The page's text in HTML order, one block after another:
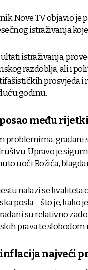
Nove TV objavio je
istraživanja
istraživanja,
razdoblja, ali i
prosvjeda i
godinu.
među
problemima,
Upravo je
uoči Božića,
nalazi se kvaliteta
posla – što je, kako
su relativno
prava te slobodom
najveći